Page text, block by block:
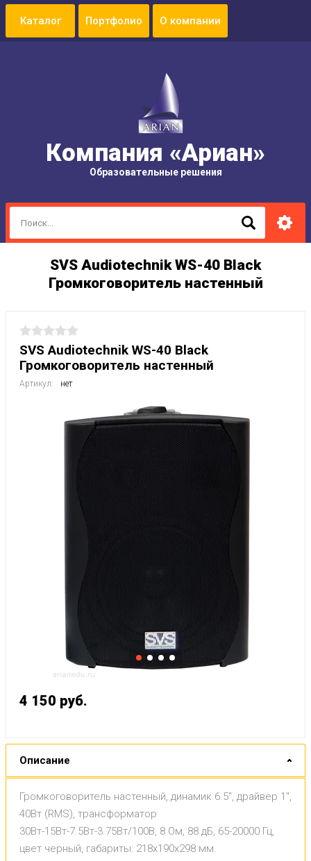
Портфолио О компании
Компания «Ариан»
Образовательные решения
SVS Audiotechnik WS-40 Black
Громкоговоритель настенный
SVS Audiotechnik WS-40 Black
Громкоговоритель настенный
Артикул: нет
4 150 руб.
Описание
Громкоговоритель настенный, динамик 6.5", драйвер 1",
40Вт (RMS), трансформатор
30Вт-15Вт-7.5Вт-3.75Вт/100В, 8 Ом, 88 дБ, 65-20000 Гц,
цвет черный, габариты: 218х190х298 мм.